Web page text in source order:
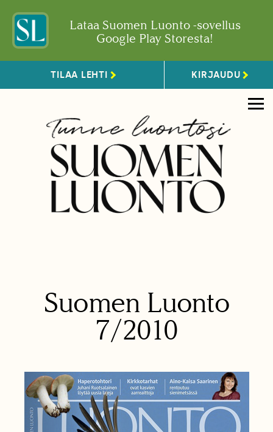
Lataa Suomen Luonto -sovellus
Google Play Storesta!
TILAA LEHTI KIRJAUDU
Suomen Luonto
7/2010